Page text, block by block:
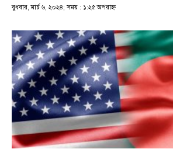
বুধবার, মার্চ ৬, ২০২৪; সময় : ১:২৫ অপরাহ্ণ